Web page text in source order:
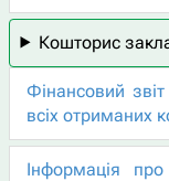
Кошторис
Фінансовий
всіх отриманих
Інформація